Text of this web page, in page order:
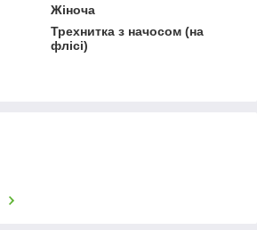
Жіноча
Трехнитка з начосом (на
флісі)